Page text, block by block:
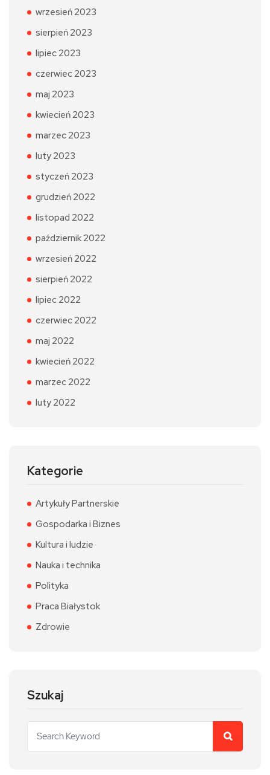
wrzesień 2023
sierpień 2023
lipiec 2023
czerwiec 2023
maj 2023
kwiecień 2023
marzec 2023
luty 2023
styczeń 2023
grudzień 2022
listopad 2022
październik 2022
wrzesień 2022
sierpień 2022
lipiec 2022
czerwiec 2022
maj 2022
kwiecień 2022
marzec 2022
luty 2022
Kategorie
Artykuły Partnerskie
Gospodarka i Biznes
Kultura i ludzie
Nauka i technika
Polityka
Praca Białystok
Zdrowie
Szukaj